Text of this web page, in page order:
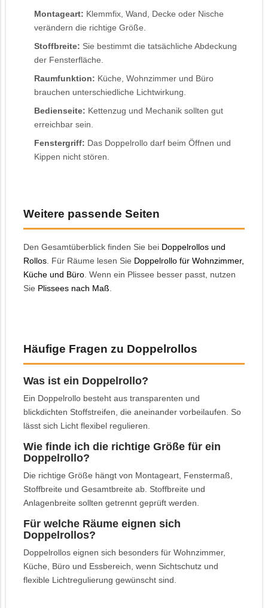
Montageart: Klemmfix, Wand, Decke oder Nische
verändern die richtige Größe.
Stoffbreite: Sie bestimmt die tatsächliche Abdeckung
der Fensterfläche.
Raumfunktion: Küche, Wohnzimmer und Büro
brauchen unterschiedliche Lichtwirkung.
Bedienseite: Kettenzug und Mechanik sollten gut
erreichbar sein.
Fenstergriff: Das Doppelrollo darf beim Öffnen und
Kippen nicht stören.
Weitere passende Seiten
Den Gesamtüberblick finden Sie bei Doppelrollos und
Rollos. Für Räume lesen Sie Doppelrollo für Wohnzimmer,
Küche und Büro. Wenn ein Plissee besser passt, nutzen
Sie Plissees nach Maß.
Häufige Fragen zu Doppelrollos
Was ist ein Doppelrollo?
Ein Doppelrollo besteht aus transparenten und
blickdichten Stoffstreifen, die aneinander vorbeilaufen. So
lässt sich Licht flexibel regulieren.
Wie finde ich die richtige Größe für ein
Doppelrollo?
Die richtige Größe hängt von Montageart, Fenstermaß,
Stoffbreite und Gesamtbreite ab. Stoffbreite und
Anlagenbreite sollten getrennt geprüft werden.
Für welche Räume eignen sich
Doppelrollos?
Doppelrollos eignen sich besonders für Wohnzimmer,
Küche, Büro und Essbereich, wenn Sichtschutz und
flexible Lichtregulierung gewünscht sind.